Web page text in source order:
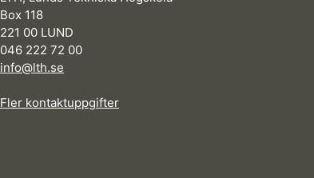
Box 118
221 00 LUND
046 222 72 00
info@lth.se
Fler kontaktuppgifter